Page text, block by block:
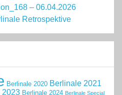
– 06.04.2026
Retrospektive
Berlinale 2020 Berlinale 2021
2023 Berlinale 2024 Berlinale Special